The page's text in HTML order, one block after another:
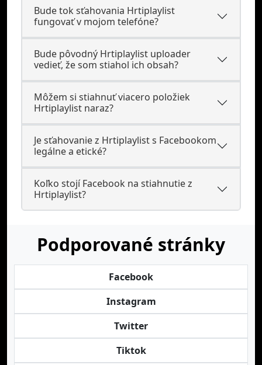
Bude tok sťahovania Hrtiplaylist
fungovať v mojom telefóne?
Bude pôvodný Hrtiplaylist uploader
vedieť, že som stiahol ich obsah?
Môžem si stiahnuť viacero položiek
Hrtiplaylist naraz?
Je sťahovanie z Hrtiplaylist s Facebookom
legálne a etické?
Koľko stojí Facebook na stiahnutie z
Hrtiplaylist?
Podporované stránky
Facebook
Instagram
Twitter
Tiktok